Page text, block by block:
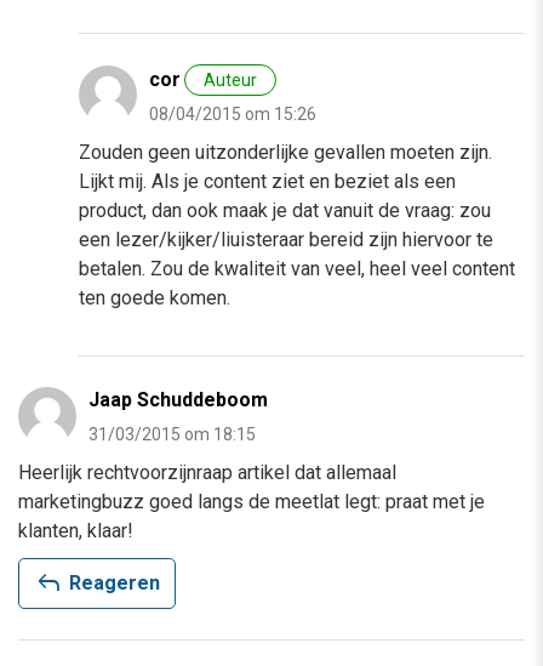
cor
Auteur
08/04/2015 om 15:26
Zouden geen uitzonderlijke gevallen moeten zijn.
Lijkt mij. Als je content ziet en beziet als een
product, dan ook maak je dat vanuit de vraag: zou
een lezer/kijker/liuisteraar bereid zijn hiervoor te
betalen. Zou de kwaliteit van veel, heel veel content
ten goede komen.
Jaap Schuddeboom
31/03/2015 om 18:15
Heerlijk rechtvoorzijnraap artikel dat allemaal
marketingbuzz goed langs de meetlat legt: praat met je
klanten, klaar!
reply Reageren